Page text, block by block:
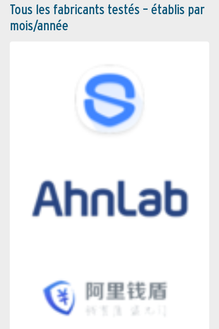
Tous les fabricants testés – établis par
mois/année